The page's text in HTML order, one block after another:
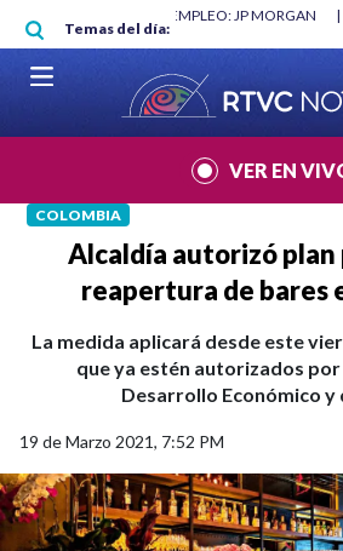
Pasar al contenido principal
Temas del día:
"HABLAR NO ES UN CRIMEN": CARTA
VER EN
COLOMBIA
Alcaldía autorizó
reapertura de bares
La medida aplicará desde este
que ya estén autorizados
Desarrollo Económico y
19 de Marzo 2021, 7:52 PM